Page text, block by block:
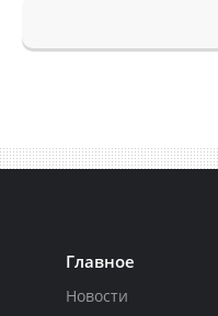
Главное
Новости